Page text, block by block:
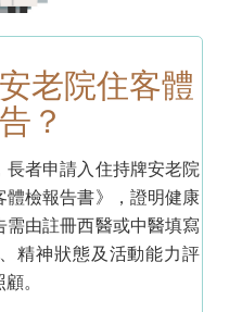
老院住客體
？
者申請入住持牌安老院
檢報告書》，證明健康
由註冊西醫或中醫填寫
精神狀態及活動能力評
。